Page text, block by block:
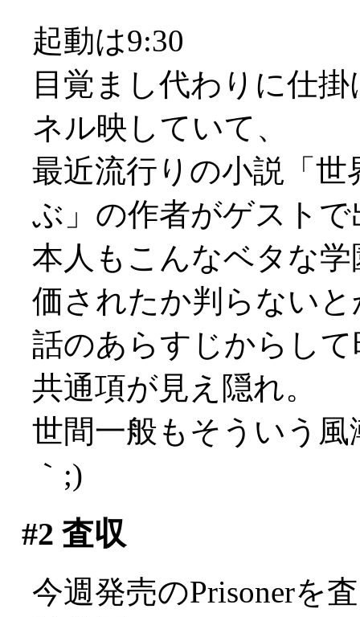
起動は9:30
目覚まし代わりに仕
ネル映していて、
最近流行りの小説「
ぶ」の作者がゲスト
本人もこんなベタな
価されたか判らないと
話のあらすじからし
共通項が見え隠れ。
世間一般もそういう
｀;)
#2 査収
今週発売のPrisonerを